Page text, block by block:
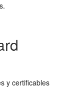
y certificables